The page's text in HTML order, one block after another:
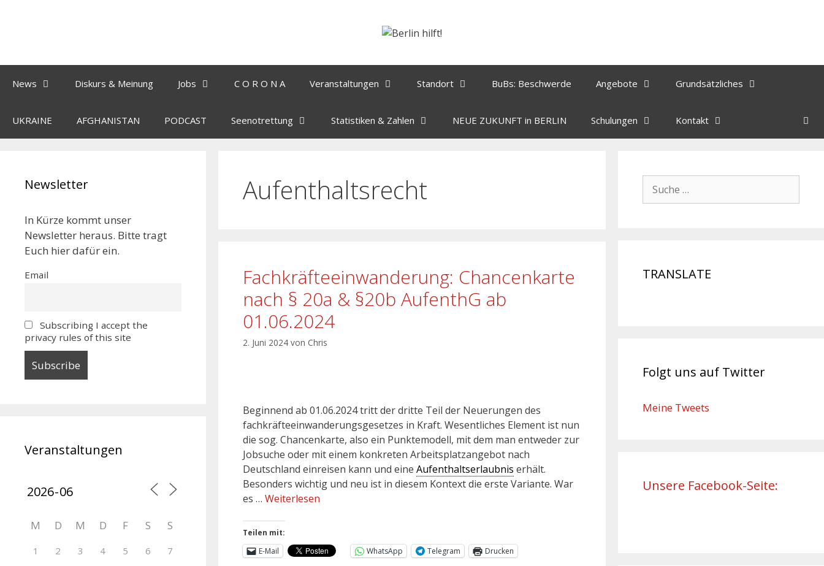
News Diskurs & Meinung Jobs C O R O N A Veranstaltungen Standort BuBs: Beschwerde Angebote Grundsätzliches
UKRAINE AFGHANISTAN PODCAST Seenotrettung Statistiken & Zahlen NEUE ZUKUNFT in BERLIN Schulungen Kontakt
Aufenthaltsrecht
Fachkräfteeinwanderung: Chancenkarte
nach § 20a & §20b AufenthG ab
01.06.2024
2. Juni 2024 von Chris
Beginnend ab 01.06.2024 tritt der dritte Teil der Neuerungen des
fachkräfteeinwanderungsgesetzes in Kraft. Wesentliches Element ist nun
die sog. Chancenkarte, also ein Punktemodell, mit dem man entweder zur
Jobsuche oder mit einem konkreten Arbeitsplatzangebot nach
Deutschland einreisen kann und eine Aufenthaltserlaubnis erhält.
Besonders wichtig und neu ist in diesem Kontext die erste Variante. War
es … Weiterlesen
Teilen mit:
E-Mail
WhatsApp Telegram Drucken
Newsletter
In Kürze kommt unser
Newsletter heraus. Bitte tragt
Euch hier dafür ein.
Email
Subscribing I accept the
privacy rules of this site
Veranstaltungen
M D M D F S S
1 2 3 4 5 6
7
TRANSLATE
Folgt uns auf Twitter
Meine Tweets
Unsere Facebook-Seite: